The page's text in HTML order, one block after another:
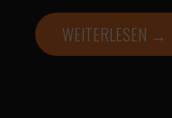
WEITERLESEN →